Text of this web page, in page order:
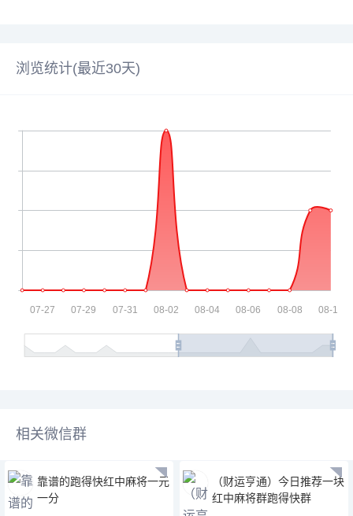
浏览统计(最近30天)
相关微信群
靠谱的跑得快红中麻将一元
一分
（财运亨通）今日推荐一块
红中麻将群跑得快群